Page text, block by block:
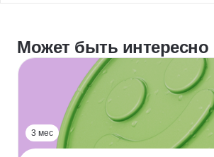
Может быть интересно
3 мес